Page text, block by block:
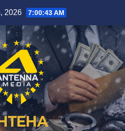
2026 7:00:44 AM